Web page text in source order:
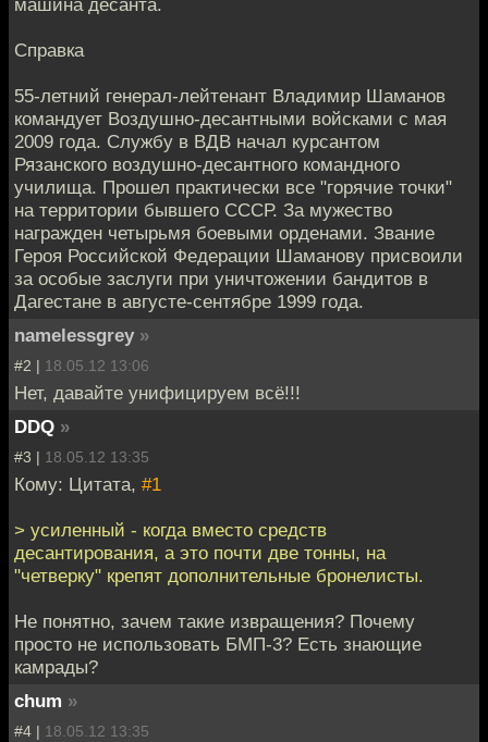
машина десанта.
Справка
55-летний генерал-лейтенант Владимир Шаманов
командует Воздушно-десантными войсками с мая
2009 года. Службу в ВДВ начал курсантом
Рязанского воздушно-десантного командного
училища. Прошел практически все "горячие точки"
на территории бывшего СССР. За мужество
награжден четырьмя боевыми орденами. Звание
Героя Российской Федерации Шаманову присвоили
за особые заслуги при уничтожении бандитов в
Дагестане в августе-сентябре 1999 года.
namelessgrey »
#2 | 18.05.12 13:06
Нет, давайте унифицируем всё!!!
DDQ »
#3 | 18.05.12 13:35
Кому: Цитата, #1
> усиленный - когда вместо средств
десантирования, а это почти две тонны, на
"четверку" крепят дополнительные бронелисты.
Не понятно, зачем такие извращения? Почему
просто не использовать БМП-3? Есть знающие
камрады?
chum »
#4 | 18.05.12 13:35